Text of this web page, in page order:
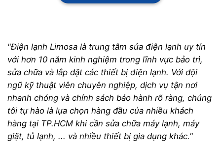
"Điện lạnh Limosa là trung tâm sửa điện lạnh uy tín
với hơn 10 năm kinh nghiệm trong lĩnh vực bảo trì,
sửa chữa và lắp đặt các thiết bị điện lạnh. Với đội
ngũ kỹ thuật viên chuyên nghiệp, dịch vụ tận nơi
nhanh chóng và chính sách bảo hành rõ ràng, chúng
tôi tự hào là lựa chọn hàng đầu của nhiều khách
hàng tại TP.HCM khi cần sửa chữa máy lạnh, máy
giặt, tủ lạnh, ... và nhiều thiết bị gia dụng khác."